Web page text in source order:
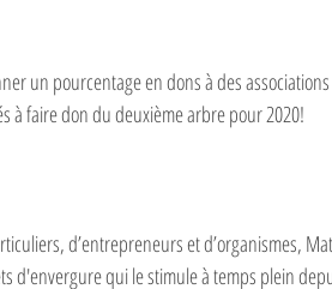
un pourcentage en dons à des
à faire don du deuxième arbre pour 2020!
d’entrepreneurs et d’organismes,
d'envergure qui le stimule à temps plein